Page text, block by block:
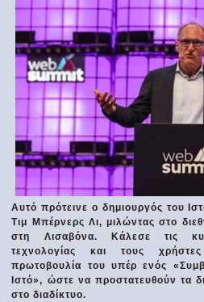
Αυτό πρότεινε ο δημιουργός του
Τιμ Μπέρνερς Λι, μιλώντας στο
στη Λισαβόνα. Κάλεσε τις
τεχνολογίας και τους
πρωτοβουλία του υπέρ ενός
Ιστό», ώστε να προστατευθούν τα
στο διαδίκτυο.